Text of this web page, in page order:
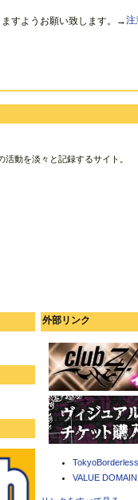
すようお願い致します。→注
動を淡々と記録するサイト。
外部リンク
VALUE DOMAIN